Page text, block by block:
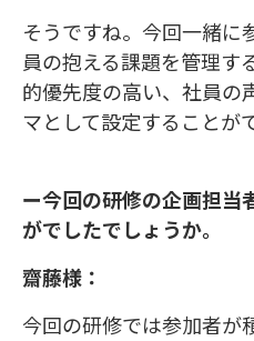
そうですね。今回一緒に
員の抱える課題を管理す
的優先度の高い、社員の
マとして設定することが
ー今回の研修の企画担当
がでしたでしょうか。
齋藤様：
今回の研修では参加者が